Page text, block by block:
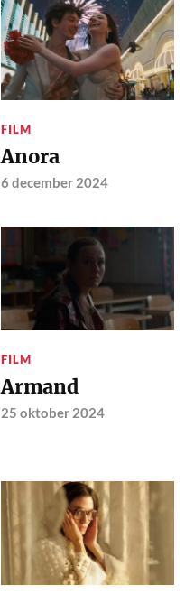
FILM
Anora
6 december 2024
FILM
Armand
25 oktober 2024